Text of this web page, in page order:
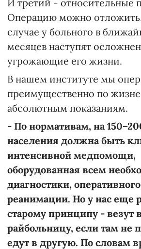
И третий - относительные
Операцию можно
случае у больного в
месяцев наступят
угрожающие его жизни.
В нашем институте мы
преимущественно по
абсолютным показаниям.
- По нормативам, на
населения должна быть
интенсивной медпомощи,
оборудованная всем
диагностики,
реанимации. Но у нас еще
старому принципу - везут
райбольницу, если там не
едут в другую. По словам